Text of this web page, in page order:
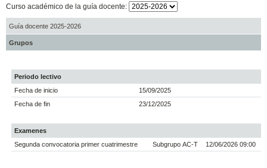
Curso académico de la guía docente:
Guía docente 2025-2026
Grupos
Periodo lectivo
Fecha de inicio
15/09/2025
Fecha de fin
23/12/2025
Examenes
Segunda convocatoria primer cuatrimestre
Subgrupo AC-T 12/06/2026 09:00